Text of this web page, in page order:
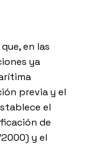
en las
ya
previa y el
el
de
y el